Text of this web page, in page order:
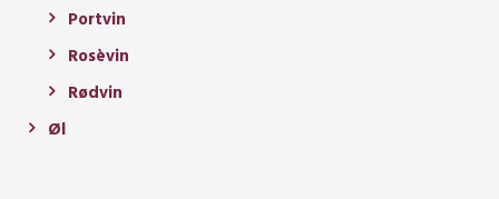
Portvin
Rosèvin
Rødvin
Øl